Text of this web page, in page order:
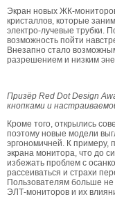
Экран новых ЖК-
кристаллов, которые
электро-лучевые трубки.
возможность пойти
Внезапно стало
разрешением и низким
Призёр Red Dot Design
кнопками и
Кроме того, открылись
поэтому новые модели
эргономичней. К примеру,
экрана монитора, что до
избежать проблем с
рассеиваться и страхи
Пользователям больше
ЭЛТ-мониторов и их